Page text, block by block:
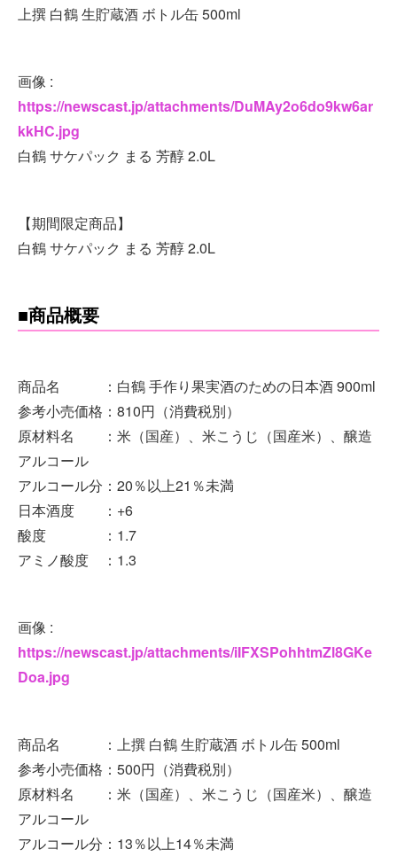
上撰 白鶴 生貯蔵酒 ボトル缶 500ml
画像 :
https://newscast.jp/attachments/DuMAy2o6do9kw6ar
kkHC.jpg
白鶴 サケパック まる 芳醇 2.0L
【期間限定商品】
白鶴 サケパック まる 芳醇 2.0L
■商品概要
商品名 ：白鶴 手作り果実酒のための日本酒 900ml
参考小売価格：810円（消費税別）
原材料名 ：米（国産）、米こうじ（国産米）、醸造
アルコール
アルコール分：20％以上21％未満
日本酒度 ：+6
酸度 ：1.7
アミノ酸度 ：1.3
画像 :
https://newscast.jp/attachments/iIFXSPohhtmZl8GKe
Doa.jpg
商品名 ：上撰 白鶴 生貯蔵酒 ボトル缶 500ml
参考小売価格：500円（消費税別）
原材料名 ：米（国産）、米こうじ（国産米）、醸造
アルコール
アルコール分：13％以上14％未満